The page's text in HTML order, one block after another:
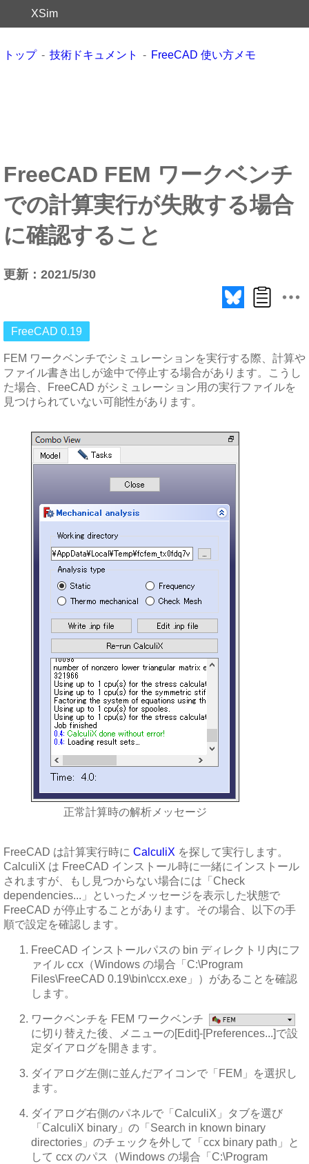
XSim
トップ 技術ドキュメント FreeCAD 使い方メモ
FreeCAD FEM ワークベンチ
での計算実行が失敗する場合
に確認すること
更新：2021/5/30
FreeCAD 0.19
FEM ワークベンチでシミュレーションを実行する際、計算や
ファイル書き出しが途中で停止する場合があります。こうし
た場合、FreeCAD がシミュレーション用の実行ファイルを
見つけられていない可能性があります。
正常計算時の解析メッセージ
FreeCAD は計算実行時に CalculiX を探して実行します。
CalculiX は FreeCAD インストール時に一緒にインストール
されますが、もし見つからない場合には「Check
dependencies...」といったメッセージを表示した状態で
FreeCAD が停止することがあります。その場合、以下の手
順で設定を確認します。
FreeCAD インストールパスの bin ディレクトリ内にフ
ァイル ccx（Windows の場合「C:\Program
Files\FreeCAD 0.19\bin\ccx.exe」）があることを確認
します。
ワークベンチを FEM ワークベンチ
に切り替えた後、メニューの[Edit]-[Preferences...]で設
定ダイアログを開きます。
ダイアログ左側に並んだアイコンで「FEM」を選択し
ます。
ダイアログ右側のパネルで「CalculiX」タブを選び
「CalculiX binary」の「Search in known binary
directories」のチェックを外して「ccx binary path」と
して ccx のパス（Windows の場合「C:\Program